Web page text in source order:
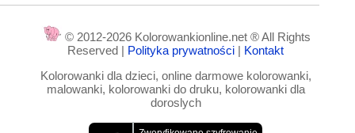
Kolorowane: 5,791x
© 2012-2026 Kolorowankionline.net ® All Rights
Reserved | Polityka prywatności | Kontakt
Kolorowanki dla dzieci, online darmowe kolorowanki,
malowanki, kolorowanki do druku, kolorowanki dla
doroslych